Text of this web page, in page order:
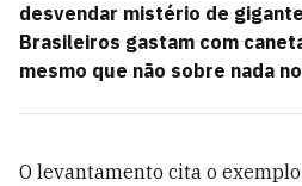
desvendar mistério de
Brasileiros gastam com
mesmo que não sobre nada
O levantamento cita o